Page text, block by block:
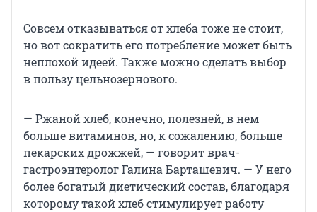
Совсем отказываться от хлеба тоже не стоит,
но вот сократить его потребление может быть
неплохой идеей. Также можно сделать выбор
в пользу цельнозернового.
— Ржаной хлеб, конечно, полезней, в нем
больше витаминов, но, к сожалению, больше
пекарских дрожжей, — говорит врач-
гастроэнтеролог Галина Барташевич. — У него
более богатый диетический состав, благодаря
которому такой хлеб стимулирует работу